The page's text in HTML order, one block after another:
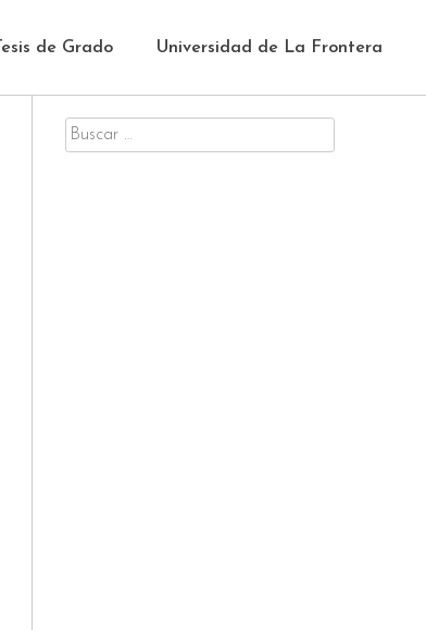
Tesis de Grado Universidad de La Frontera
Buscar
por: